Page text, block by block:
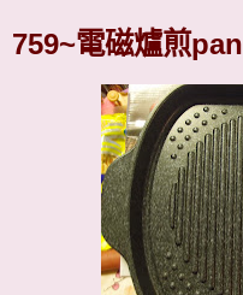
759~電磁爐煎pan